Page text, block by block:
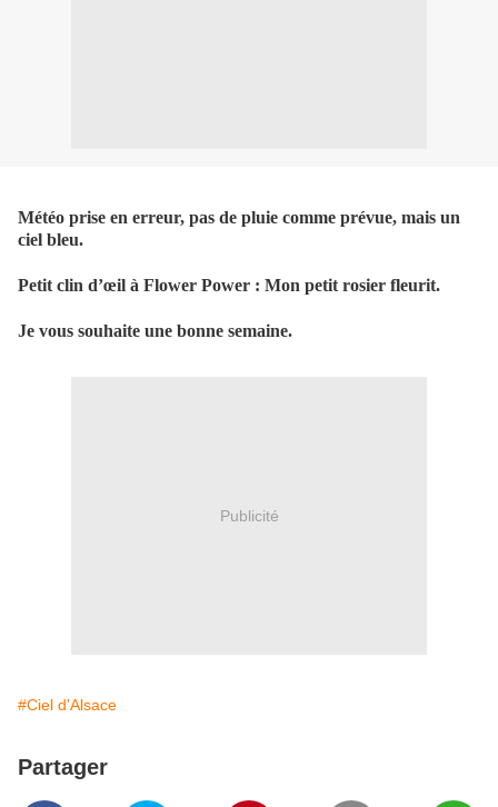
Météo prise en erreur, pas de pluie comme prévue, mais un
ciel bleu.
Petit clin d’œil à Flower Power : Mon petit rosier fleurit.
Je vous souhaite une bonne semaine.
Publicité
#Ciel d'Alsace
Partager